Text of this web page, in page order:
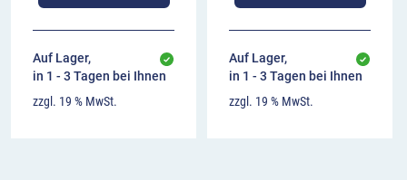
Auf Lager,
in 1 - 3 Tagen bei Ihnen
zzgl. 19 % MwSt.
Auf Lager,
in 1 - 3 Tagen bei Ihnen
zzgl. 19 % MwSt.